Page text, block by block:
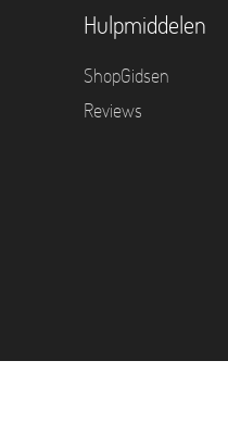
Hulpmiddelen
ShopGidsen
Reviews